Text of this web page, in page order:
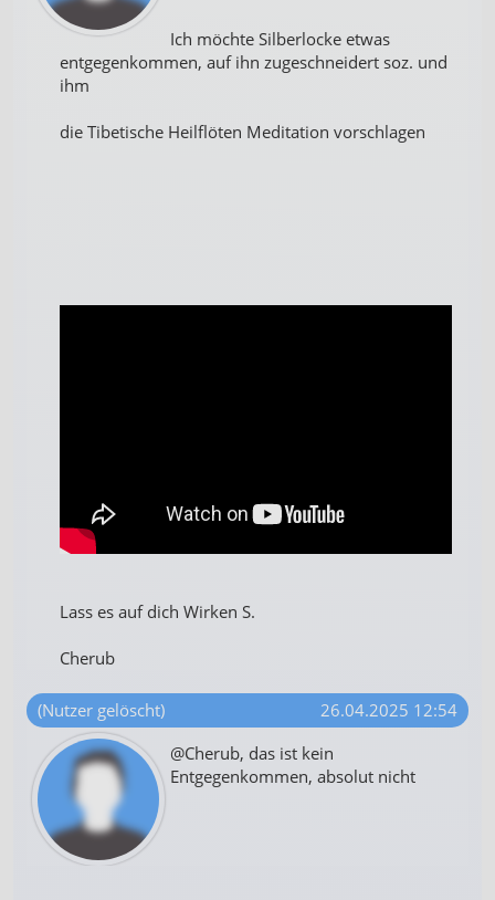
Ich möchte Silberlocke etwas
entgegenkommen, auf ihn zugeschneidert soz. und
ihm
die Tibetische Heilflöten Meditation vorschlagen
Lass es auf dich Wirken S.
Cherub
(Nutzer gelöscht)
26.04.2025 12:54
@Cherub, das ist kein
Entgegenkommen, absolut nicht